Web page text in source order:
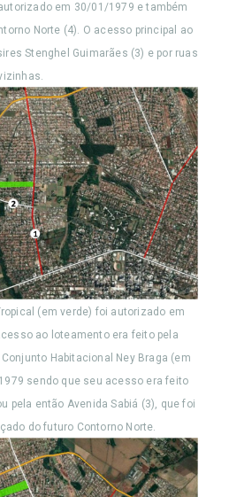
em 30/01/1979 e também
Norte (4). O acesso principal ao
Stenghel Guimarães (3) e por ruas
(em verde) foi autorizado em
ao loteamento era feito pela
Habitacional Ney Braga (em
sendo que seu acesso era feito
pela então Avenida Sabiá (3), que foi
do futuro Contorno Norte.